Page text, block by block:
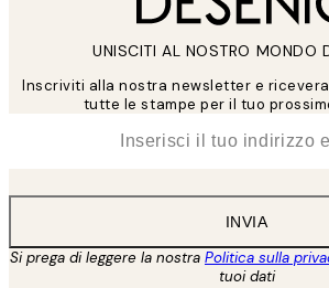
UNISCITI AL NOSTRO MONDO
Inscriviti alla nostra newsletter e
tutte le stampe per il tuo
INVIA
Si prega di leggere la nostra Politica sulla
tuoi dati